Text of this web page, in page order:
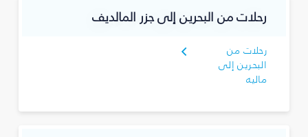
رحلات من البحرين إلى جزر المالديف
رحلات من
البحرين إلى
ماليه